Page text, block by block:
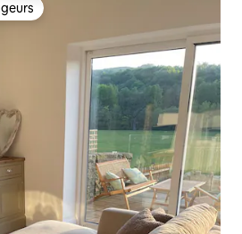
les plus appréciés